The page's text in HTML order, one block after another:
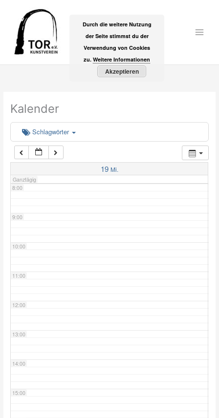
springen
Kalender
Schlagwörter
19 Mi.
Ganztägig
3:00
6:00
7:00
8:00
9:00
10:00
11:00
12:00
13:00
14:00
15:00
Durch die weitere Nutzung
der Seite stimmst du der
Verwendung von Cookies
zu. Weitere Informationen
Akzeptieren